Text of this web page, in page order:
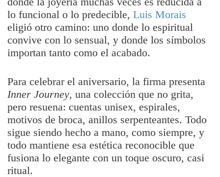
lo funcional o lo predecible, Luis Morais
eligió otro camino: uno donde lo espiritual
convive con lo sensual, y donde los símbolos
importan tanto como el acabado.
Para celebrar el aniversario, la firma presenta
Inner Journey, una colección que no grita,
pero resuena: cuentas unisex, espirales,
motivos de broca, anillos serpenteantes. Todo
sigue siendo hecho a mano, como siempre, y
todo mantiene esa estética reconocible que
fusiona lo elegante con un toque oscuro, casi
ritual.